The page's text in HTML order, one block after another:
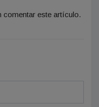
comentar este artículo.